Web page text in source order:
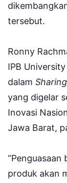
tersebut.
Ronny
IPB
dalam
yang digelar
Inovasi
Jawa Barat,
produk akan